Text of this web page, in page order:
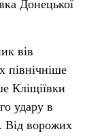
Донецької
вів
північніше
Кліщіївки
удару в
Від ворожих